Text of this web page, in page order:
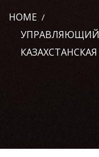
HOME
УПРАВЛЯЮЩИЙ